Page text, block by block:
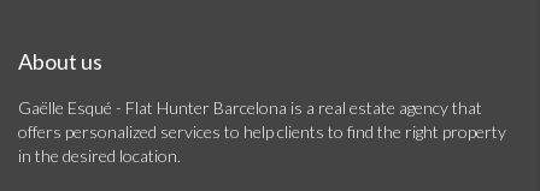
About us
Gaëlle Esqué - Flat Hunter Barcelona is a real estate agency that
offers personalized services to help clients to find the right property
in the desired location.